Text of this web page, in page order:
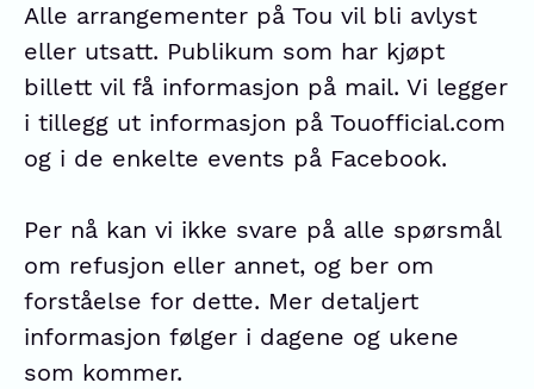
Alle arrangementer på Tou vil bli avlyst
eller utsatt. Publikum som har kjøpt
billett vil få informasjon på mail. Vi legger
i tillegg ut informasjon på Touofficial.com
og i de enkelte events på Facebook.
Per nå kan vi ikke svare på alle spørsmål
om refusjon eller annet, og ber om
forståelse for dette. Mer detaljert
informasjon følger i dagene og ukene
som kommer.